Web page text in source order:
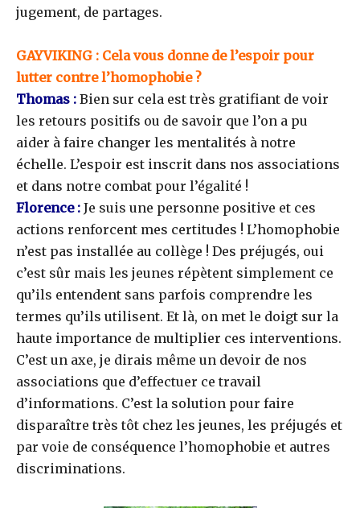
jugement, de partages.
GAYVIKING : Cela vous donne de l’espoir pour
lutter contre l’homophobie ?
Thomas : Bien sur cela est très gratifiant de voir
les retours positifs ou de savoir que l’on a pu
aider à faire changer les mentalités à notre
échelle. L’espoir est inscrit dans nos associations
et dans notre combat pour l’égalité !
Florence : Je suis une personne positive et ces
actions renforcent mes certitudes ! L’homophobie
n’est pas installée au collège ! Des préjugés, oui
c’est sûr mais les jeunes répètent simplement ce
qu’ils entendent sans parfois comprendre les
termes qu’ils utilisent. Et là, on met le doigt sur la
haute importance de multiplier ces interventions.
C’est un axe, je dirais même un devoir de nos
associations que d’effectuer ce travail
d’informations. C’est la solution pour faire
disparaître très tôt chez les jeunes, les préjugés et
par voie de conséquence l’homophobie et autres
discriminations.